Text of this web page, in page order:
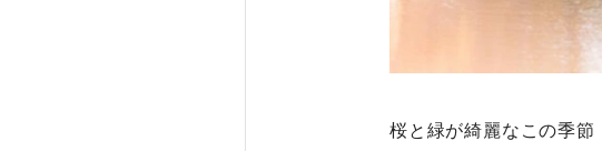
桜と緑が綺麗なこの季節